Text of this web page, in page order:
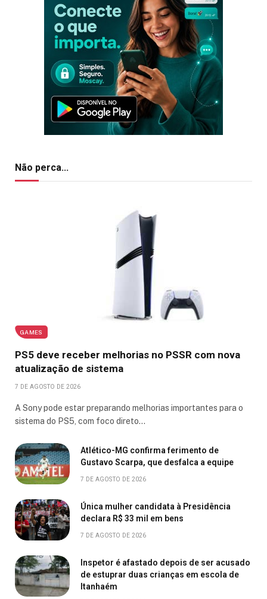
Não perca...
GAMES
PS5 deve receber melhorias no PSSR com nova
atualização de sistema
7 DE AGOSTO DE 2026
A Sony pode estar preparando melhorias importantes para o
sistema do PS5, com foco direto…
Atlético-MG confirma ferimento de
Gustavo Scarpa, que desfalca a equipe
7 DE AGOSTO DE 2026
Única mulher candidata à Presidência
declara R$ 33 mil em bens
7 DE AGOSTO DE 2026
Inspetor é afastado depois de ser acusado
de estuprar duas crianças em escola de
Itanhaém